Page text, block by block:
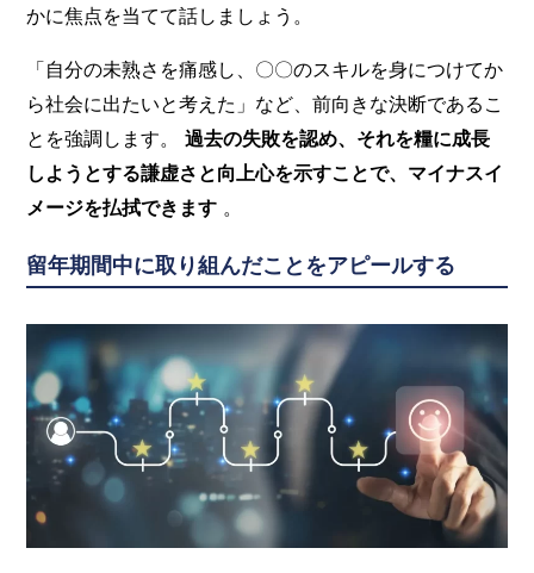
かに焦点を当てて話しましょう。
「自分の未熟さを痛感し、〇〇のスキルを身につけてか
ら社会に出たいと考えた」など、前向きな決断であるこ
とを強調します。
過去の失敗を認め、それを糧に成長
しようとする謙虚さと向上心を示すことで、マイナスイ
メージを払拭できます 。
留年期間中に取り組んだことをアピールする